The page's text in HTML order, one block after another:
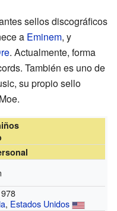
sellos discográficos
a Eminem, y
. Actualmente, forma
También es uno de
su propio sello
, Estados Unidos